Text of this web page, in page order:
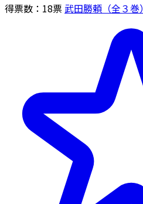
得票数： 18票 武田勝頼（全３巻）